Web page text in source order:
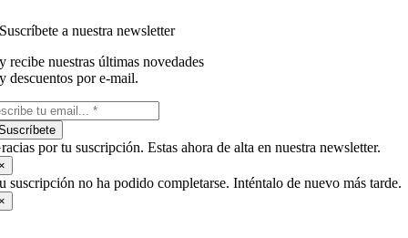
Suscríbete a nuestra newsletter
y recibe nuestras últimas novedades
y descuentos por e-mail.
por tu suscripción. Estas ahora de alta en nuestra newsletter.
suscripción no ha podido completarse. Inténtalo de nuevo más tarde.